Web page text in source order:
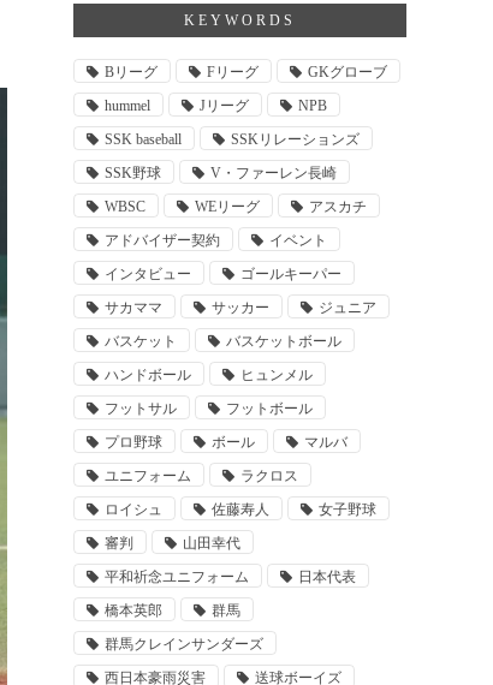
KEYWORDS
Bリーグ Fリーグ
GKグローブ
hummel
Jリーグ
NPB
SSK baseball
SSKリレーションズ
SSK野球
V・ファーレン長崎
WBSC
WEリーグ
アスカチ
アドバイザー契約
イベント
インタビュー
ゴールキーパー
サカママ
サッカー
ジュニア
バスケット
バスケットボール
ハンドボール
ヒュンメル
フットサル
フットボール
プロ野球
ボール
マルバ
ユニフォーム
ラクロス
ロイシュ
佐藤寿人
女子野球
審判
山田幸代
平和祈念ユニフォーム
日本代表
橋本英郎
群馬
群馬クレインサンダーズ
西日本豪雨災害
送球ボーイズ